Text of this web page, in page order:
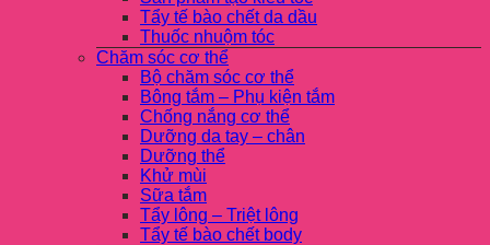
Tẩy tế bào chết da dầu
Thuốc nhuộm tóc
Chăm sóc cơ thể
Bộ chăm sóc cơ thể
Bông tắm – Phụ kiện tắm
Chống nắng cơ thể
Dưỡng da tay – chân
Dưỡng thể
Khử mùi
Sữa tắm
Tẩy lông – Triệt lông
Tẩy tế bào chết body